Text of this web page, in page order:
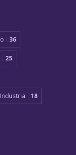
36
25
18